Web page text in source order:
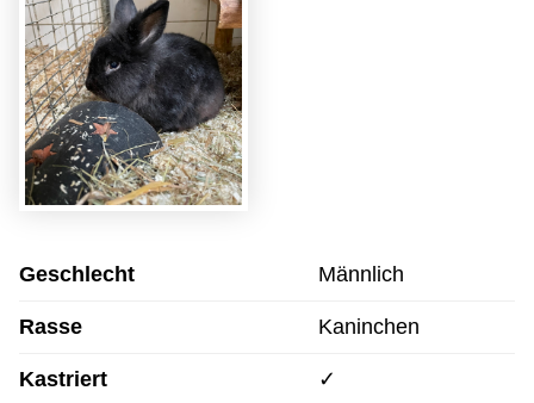
Geschlecht Männlich
Rasse Kaninchen
Kastriert ✓